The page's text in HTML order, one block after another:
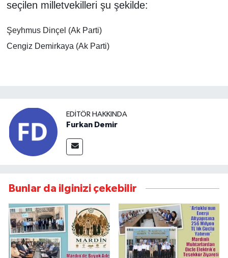
seçilen milletvekilleri şu şekilde:
Şeyhmus Dinçel (Ak Parti)
Cengiz Demirkaya (Ak Parti)
EDITÖR HAKKINDA
Furkan Demir
Bunlar da ilginizi çekebilir